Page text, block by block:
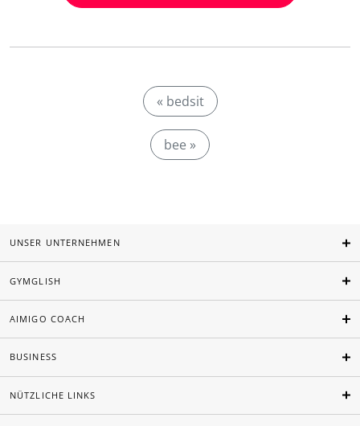
« bedsit
bee »
UNSER UNTERNEHMEN
GYMGLISH
AIMIGO COACH
BUSINESS
NÜTZLICHE LINKS